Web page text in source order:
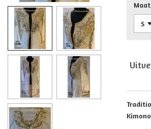
Maat
Kimono